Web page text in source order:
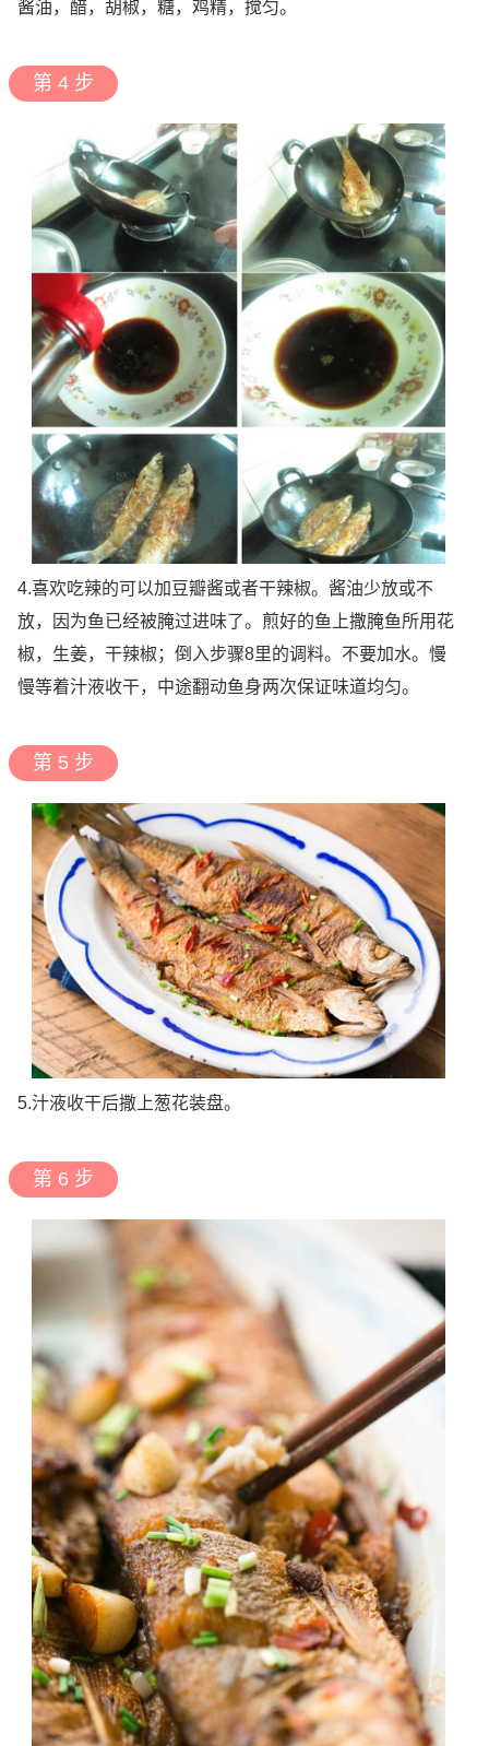
酱油，醋，胡椒，糖，鸡精，搅匀。
第 4 步
4.喜欢吃辣的可以加豆瓣酱或者干辣椒。酱油少放或不
放，因为鱼已经被腌过进味了。煎好的鱼上撒腌鱼所用花
椒，生姜，干辣椒；倒入步骤8里的调料。不要加水。慢
慢等着汁液收干，中途翻动鱼身两次保证味道均匀。
第 5 步
5.汁液收干后撒上葱花装盘。
第 6 步